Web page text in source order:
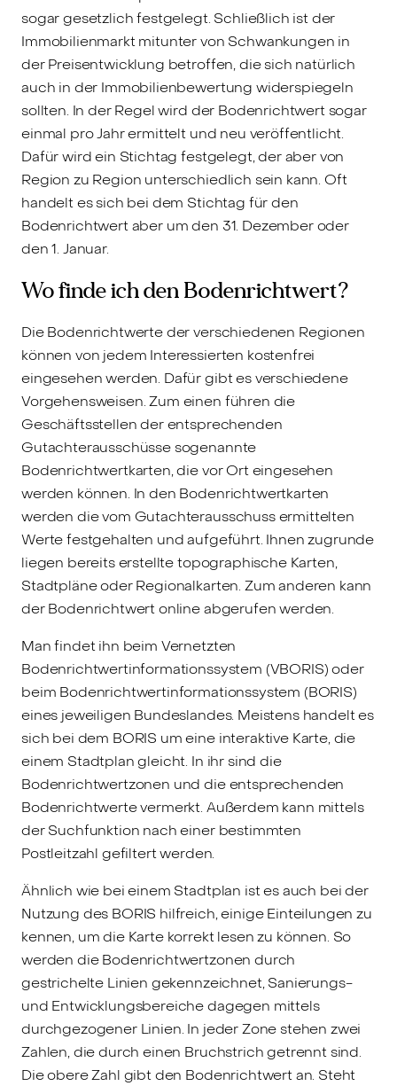
sogar gesetzlich festgelegt. Schließlich ist der
Immobilienmarkt mitunter von Schwankungen in
der Preisentwicklung betroffen, die sich natürlich
auch in der Immobilienbewertung widerspiegeln
sollten. In der Regel wird der Bodenrichtwert sogar
einmal pro Jahr ermittelt und neu veröffentlicht.
Dafür wird ein Stichtag festgelegt, der aber von
Region zu Region unterschiedlich sein kann. Oft
handelt es sich bei dem Stichtag für den
Bodenrichtwert aber um den 31. Dezember oder
den 1. Januar.
Wo finde ich den Bodenrichtwert?
Die Bodenrichtwerte der verschiedenen Regionen
können von jedem Interessierten kostenfrei
eingesehen werden. Dafür gibt es verschiedene
Vorgehensweisen. Zum einen führen die
Geschäftsstellen der entsprechenden
Gutachterausschüsse sogenannte
Bodenrichtwertkarten, die vor Ort eingesehen
werden können. In den Bodenrichtwertkarten
werden die vom Gutachterausschuss ermittelten
Werte festgehalten und aufgeführt. Ihnen zugrunde
liegen bereits erstellte topographische Karten,
Stadtpläne oder Regionalkarten. Zum anderen kann
der Bodenrichtwert online abgerufen werden.
Man findet ihn beim Vernetzten
Bodenrichtwertinformationssystem (VBORIS) oder
beim Bodenrichtwertinformationssystem (BORIS)
eines jeweiligen Bundeslandes. Meistens handelt es
sich bei dem BORIS um eine interaktive Karte, die
einem Stadtplan gleicht. In ihr sind die
Bodenrichtwertzonen und die entsprechenden
Bodenrichtwerte vermerkt. Außerdem kann mittels
der Suchfunktion nach einer bestimmten
Postleitzahl gefiltert werden.
Ähnlich wie bei einem Stadtplan ist es auch bei der
Nutzung des BORIS hilfreich, einige Einteilungen zu
kennen, um die Karte korrekt lesen zu können. So
werden die Bodenrichtwertzonen durch
gestrichelte Linien gekennzeichnet, Sanierungs-
und Entwicklungsbereiche dagegen mittels
durchgezogener Linien. In jeder Zone stehen zwei
Zahlen, die durch einen Bruchstrich getrennt sind.
Die obere Zahl gibt den Bodenrichtwert an. Steht